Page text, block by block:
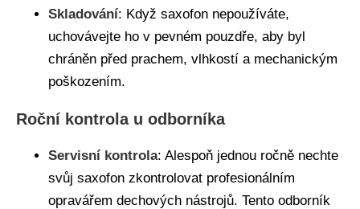
Skladování: Když saxofon nepoužíváte,
uchovávejte ho v pevném pouzdře, aby byl
chráněn před prachem, vlhkostí a mechanickým
poškozením.
Roční kontrola u odborníka
Servisní kontrola: Alespoň jednou ročně nechte
svůj saxofon zkontrolovat profesionálním
opravářem dechových nástrojů. Tento odborník